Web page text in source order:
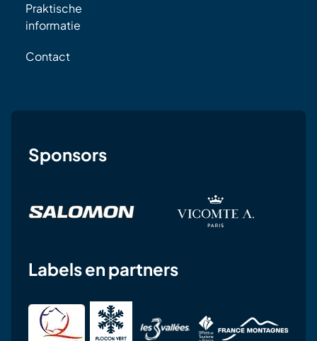
Praktische
informatie
Contact
Sponsors
Labels en partners